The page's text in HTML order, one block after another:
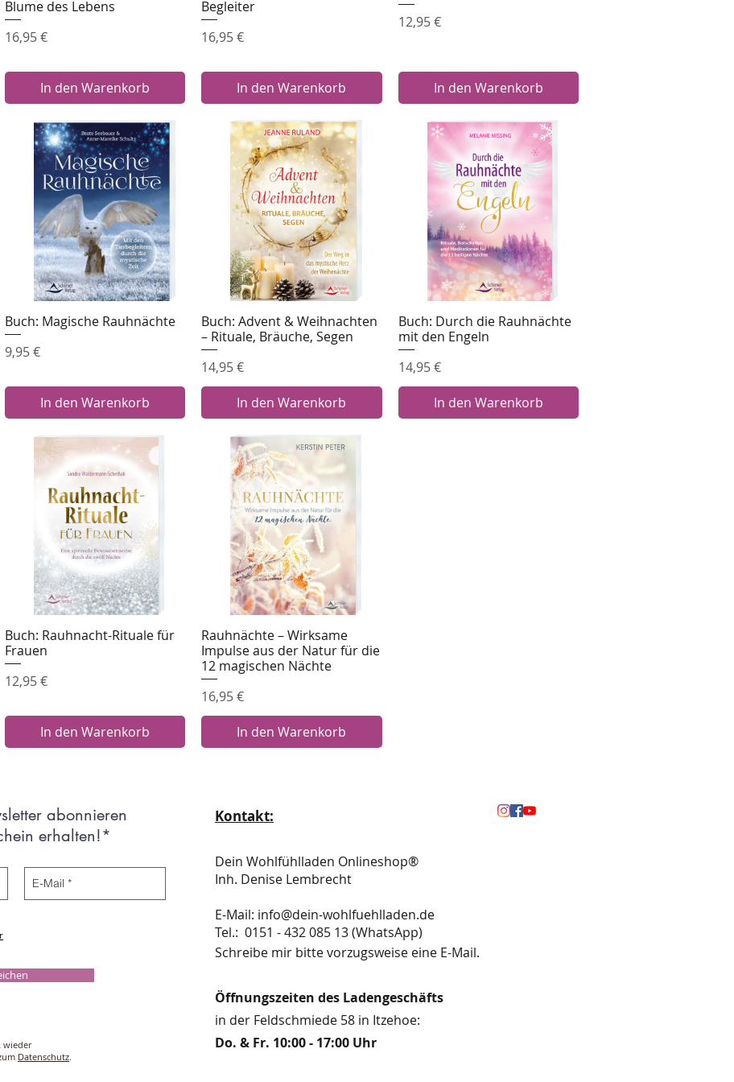
Blume des Lebens
Preis
16,95 €
In den Warenkorb
Begleiter
Preis
16,95 €
In den Warenkorb
Preis
12,95 €
In den Warenkorb
Schnellansicht
Buch: Magische Rauhnächte
Preis
9,95 €
In den Warenkorb
Schnellansicht
Buch: Advent & Weihnachten
– Rituale, Bräuche, Segen
Preis
14,95 €
In den Warenkorb
Schnellansicht
Buch: Durch die Rauhnächte
mit den Engeln
Preis
14,95 €
In den Warenkorb
Schnellansicht
Buch: Rauhnacht-Rituale für
Frauen
Preis
12,95 €
In den Warenkorb
Schnellansicht
Rauhnächte – Wirksame
Impulse aus der Natur für die
12 magischen Nächte
Preis
16,95 €
In den Warenkorb
abonnieren
erhalten!*
wieder
Datenschutz
Kontakt:
Dein Wohlfühlladen Onlineshop®
Inh. Denise Lembrecht
E-Mail: info@dein-wohlfuehlladen.de
​​​​​​​​​​​​​​​​​​​​Tel.: 0151 - 432 085 13 (WhatsApp)
Schreibe mir bitte vorzugsweise eine E-Mail.
Öffnungszeiten des Ladengeschäfts
in der Feldschmiede 58 in Itzehoe:
Do. & Fr. 10:00 - 17:00 Uhr